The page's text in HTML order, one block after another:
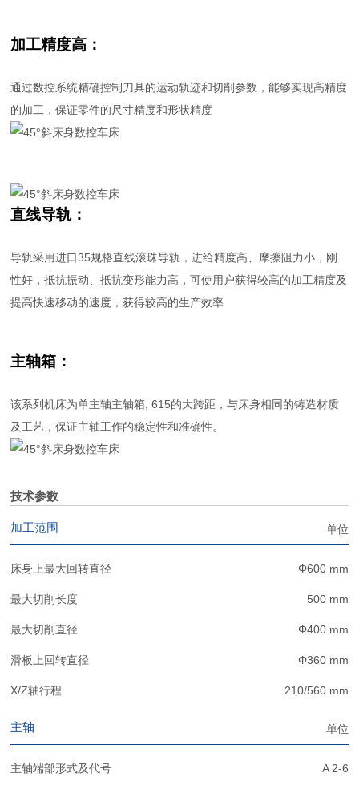
加工精度高：
通过数控系统精确控制刀具的运动轨迹和切削参数，能够实现高精度
的加工，保证零件的尺寸精度和形状精度
直线导轨：
导轨采用进口35规格直线滚珠导轨，进给精度高、摩擦阻力小，刚
性好，抵抗振动、抵抗变形能力高，可使用户获得较高的加工精度及
提高快速移动的速度，获得较高的生产效率
主轴箱：
该系列机床为单主轴主轴箱, 615的大跨距，与床身相同的铸造材质
及工艺，保证主轴工作的稳定性和准确性。
技术参数
加工范围 单位
床身上最大回转直径 Φ600 mm
最大切削长度 500 mm
最大切削直径 Φ400 mm
滑板上回转直径 Φ360 mm
X/Z轴行程 210/560 mm
主轴 单位
主轴端部形式及代号 A 2-6